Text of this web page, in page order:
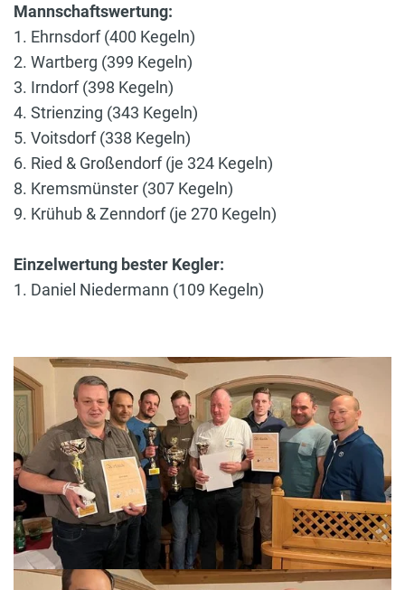
Mannschaftswertung:
1. Ehrnsdorf (400 Kegeln)
2. Wartberg (399 Kegeln)
3. Irndorf (398 Kegeln)
4. Strienzing (343 Kegeln)
5. Voitsdorf (338 Kegeln)
6. Ried & Großendorf (je 324 Kegeln)
8. Kremsmünster (307 Kegeln)
9. Krühub & Zenndorf (je 270 Kegeln)
Einzelwertung bester Kegler:
1. Daniel Niedermann (109 Kegeln)